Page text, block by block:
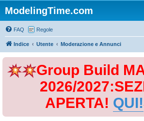
ModelingTime.com
FAQ Regole
Indice Utente Moderazione e Annunci
Group Build
2026/
APERTA! QUI!